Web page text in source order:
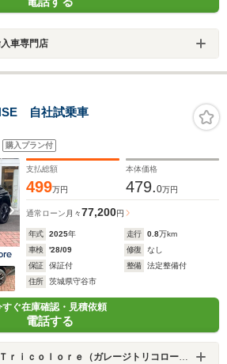
車専門店
自社試乗車
購入プラン付
支払総額
499万円
本体価格
479.0万円
通常ローン 月々77,200円
年式 2025年 走行 0.8万km
車検
'28/09 修復
なし
保証
保証付 整備
法定整備付
住所
茨城県守谷市
すぐ在庫確認・見積依頼
電話する
ｉｃｏｌｏｒｅ（ガレージトリコロール）